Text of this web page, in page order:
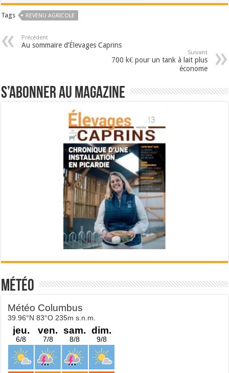
Tags REVENU AGRICOLE
Précédent
Au sommaire d’Élevages Caprins
Suivant
700 k€ pour un tank à lait plus
économe
S’abonner au magazine
Météo